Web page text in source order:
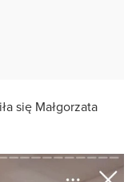
się Małgorzata